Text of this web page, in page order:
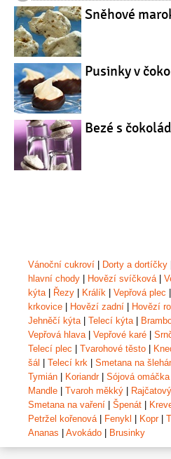
Sněhové
Pusinky v
Bezé s
Vánoční cukroví | Dorty a dortíčky
hlavní chody | Hovězí svíčková |
kýta | Řezy | Králík | Vepřová plec |
krkovice | Hovězí zadní | Hovězí
Jehněčí kýta | Telecí kýta |
Vepřová hlava | Vepřové karé |
Telecí plec | Tvarohové těsto |
šál | Telecí krk | Smetana na
Tymián | Koriandr| Sójová omáčka
Mandle | Tvaroh měkký |
Smetana na vaření | Špenát |
Petržel kořenová | Fenykl | Kopr|
Ananas | Avokádo | Brusinky